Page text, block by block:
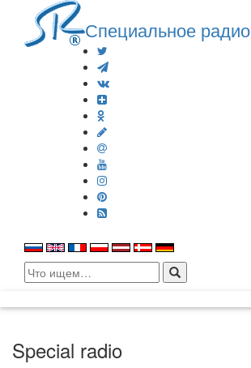
Специальное радио
Search
for:
Special radio